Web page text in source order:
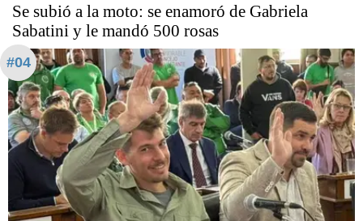
Se subió a la moto: se enamoró de Gabriela
Sabatini y le mandó 500 rosas
#04